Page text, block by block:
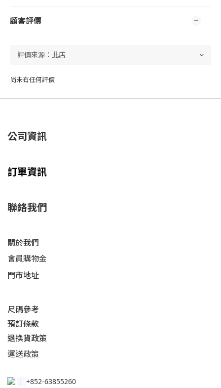
顧客評價
尚未有任何評價
公司資訊
訂單資訊
聯絡我們
關於我們
會員購物金
門市地址
尺碼參考
預訂條款
退換貨政策​
運送政策​
│ +852-63855260